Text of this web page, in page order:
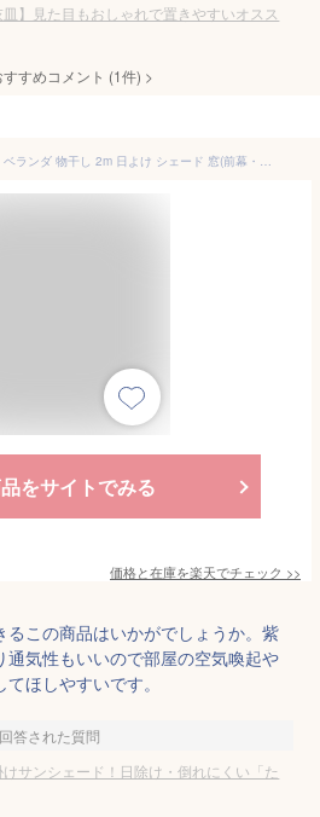
皿】見た目もおしゃれで置きやすいオスス
すめコメント (1件) >
オーニング サンシェード ベランダ 物干し 2m 日よけ シェード 窓(前幕・物干竿付オーニング つっぱり 幅200cmx高さ200 300cm 送料無料) 突っ張り マンション たてす 節電 省エネ 目隠し
をサイトでみる
価格と在庫を楽天でチェック >>
るこの商品はいかがでしょうか。紫
通気性もいいので部屋の空気喚起や
ほしやすいです。
回答された質問
サンシェード！日除け・倒れにくい「た